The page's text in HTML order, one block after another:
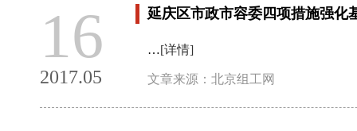
16
2017.05
延庆区市政市容委四项措施强化
…[详情]
文章来源：北京组工网